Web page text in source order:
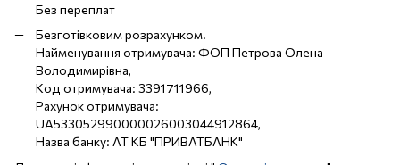
Без переплат
Безготівковим розрахунком.
Найменування отримувача: ФОП Петрова Олена
Володимирівна,
Код отримувача: 3391711966,
Рахунок отримувача:
UA533052990000026003044912864,
Назва банку: АТ КБ "ПРИВАТБАНК"